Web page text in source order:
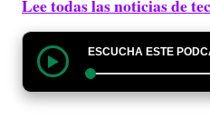
Lee todas las noticias de
ESCUCHA ESTE